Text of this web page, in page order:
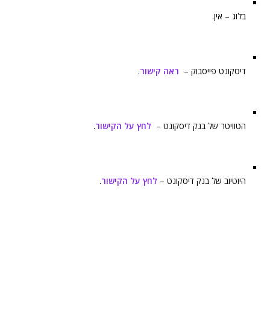
בלוג – אין.
דיסקונט פייסבוק – ראה קישור.
הטוויטר של בנק דיסקונט – לחץ על הקישור.
היוטיוב של בנק דיסקונט – לחץ על הקישור.